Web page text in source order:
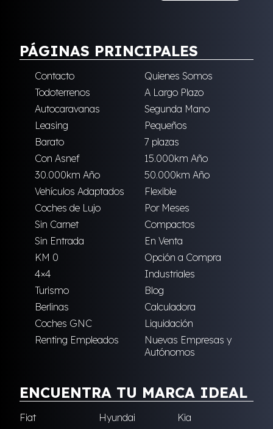
PÁGINAS PRINCIPALES
Contacto
Quienes Somos
Todoterrenos
A Largo Plazo
Autocaravanas
Segunda Mano
Leasing
Pequeños
Barato
7 plazas
Con Asnef
15.000km Año
30.000km Año
50.000km Año
Vehículos Adaptados
Flexible
Coches de Lujo
Por Meses
Sin Carnet
Compactos
Sin Entrada
En Venta
KM 0
Opción a Compra
4×4
Industriales
Turismo
Blog
Berlinas
Calculadora
Coches GNC
Liquidación
Renting Empleados
Nuevas Empresas y
Autónomos
ENCUENTRA TU MARCA IDEAL
Fiat Hyundai
Kia